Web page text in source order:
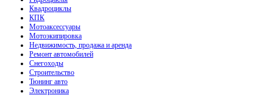
Квадроциклы
КПК
Мотоаксессуары
Мотоэкипировка
Недвижимость, продажа и аренда
Ремонт автомобилей
Снегоходы
Строительство
Тюнинг авто
Электроника